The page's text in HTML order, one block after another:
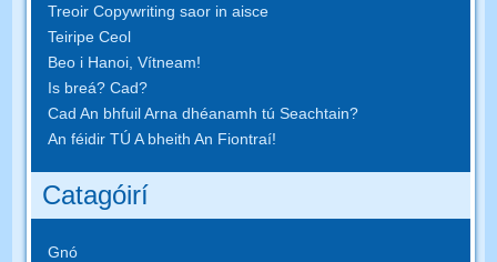
Treoir Copywriting saor in aisce
Teiripe Ceol
Beo i Hanoi, Vítneam!
Is breá? Cad?
Cad An bhfuil Arna dhéanamh tú Seachtain?
An féidir TÚ A bheith An Fiontraí!
Catagóirí
Gnó